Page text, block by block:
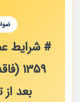
# شرایط
بعد از